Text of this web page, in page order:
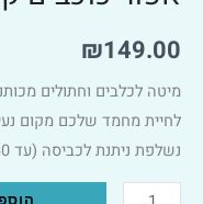
₪149.00
מיטה לכלבים וחתולים
לחיית מחמד שלכם מקום
נשלפת ניתנת לכביסה (עד 30 מעלות ללא סחיטה)